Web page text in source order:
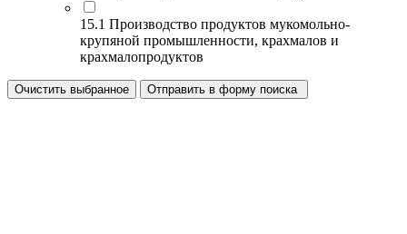
15.1 Производство продуктов мукомольно-
крупяной промышленности, крахмалов и
крахмалопродуктов